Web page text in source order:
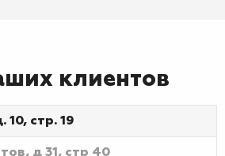
клиентов
10, стр. 19
д 31, стр 40